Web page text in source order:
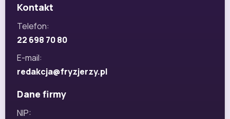
Kontakt
Telefon:
22 698 70 80
E-mail:
redakcja@fryzjerzy.pl
Dane firmy
NIP: